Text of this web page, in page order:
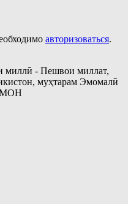
авторизоваться.
миллӣ - Пешвои миллат,
муҳтарам Эмомалӣ